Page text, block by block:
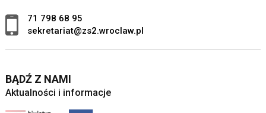
71 798 68 95
sekretariat@zs2.wroclaw.pl
BĄDŹ Z NAMI
Aktualności i informacje